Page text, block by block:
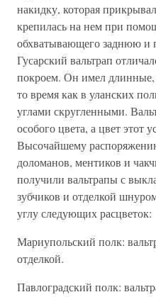
накидку, которая
крепилась на нем при
обхватывающего заднюю и
Гусарский вальтрап
покроем. Он имел
то время как в уланских
углами скругленными.
особого цвета, а цвет этот
Высочайшему
доломанов, ментиков и
получили вальтрапы с
зубчиков и отделкой
углу следующих расцветок:
Мариупольский полк:
отделкой.
Павлоградский полк: